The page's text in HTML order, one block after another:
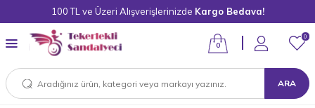
100 TL ve Üzeri Alışverişlerinizde Kargo Bedava!
ARA
0
0